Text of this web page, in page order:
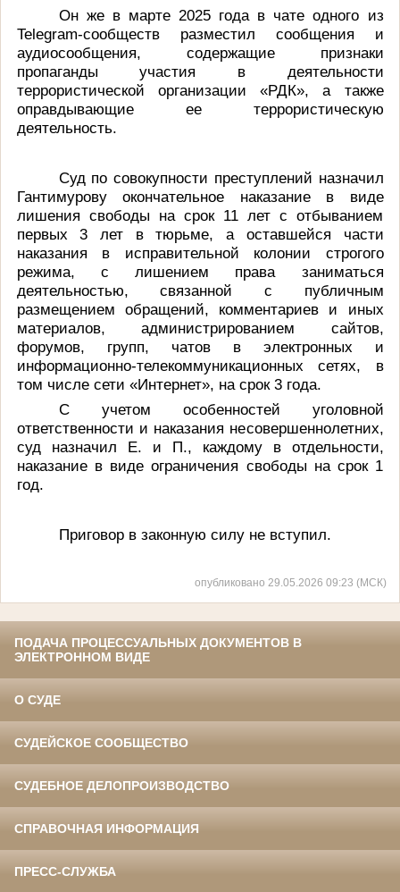
Он же в марте 2025 года в чате одного из
Telegram-сообществ разместил сообщения и
аудиосообщения, содержащие признаки
пропаганды участия в деятельности
террористической организации «РДК», а также
оправдывающие ее террористическую
деятельность.
Суд по совокупности преступлений назначил
Гантимурову окончательное наказание в виде
лишения свободы на срок 11 лет с отбыванием
первых 3 лет в тюрьме, а оставшейся части
наказания в исправительной колонии строгого
режима, с лишением права заниматься
деятельностью, связанной с публичным
размещением обращений, комментариев и иных
материалов, администрированием сайтов,
форумов, групп, чатов в электронных и
информационно-телекоммуникационных сетях, в
том числе сети «Интернет», на срок 3 года.
С учетом особенностей уголовной
ответственности и наказания несовершеннолетних,
суд назначил Е. и П., каждому в отдельности,
наказание в виде ограничения свободы на срок 1
год.
Приговор в законную силу не вступил.
опубликовано 29.05.2026 09:23 (МСК)
ПОДАЧА ПРОЦЕССУАЛЬНЫХ ДОКУМЕНТОВ В
ЭЛЕКТРОННОМ ВИДЕ
О СУДЕ
СУДЕЙСКОЕ СООБЩЕСТВО
СУДЕБНОЕ ДЕЛОПРОИЗВОДСТВО
СПРАВОЧНАЯ ИНФОРМАЦИЯ
ПРЕСС-СЛУЖБА